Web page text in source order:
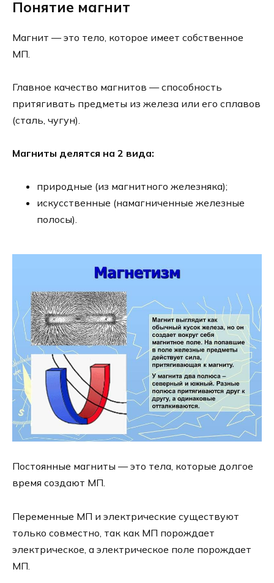
Понятие магнит
Магнит — это тело, которое имеет собственное
МП.
Главное качество магнитов — способность
притягивать предметы из железа или его сплавов
(сталь, чугун).
Магниты делятся на 2 вида:
природные (из магнитного железняка);
искусственные (намагниченные железные
полосы).
Постоянные магниты — это тела, которые долгое
время создают МП.
Переменные МП и электрические существуют
только совместно, так как МП порождает
электрическое, а электрическое поле порождает
МП.